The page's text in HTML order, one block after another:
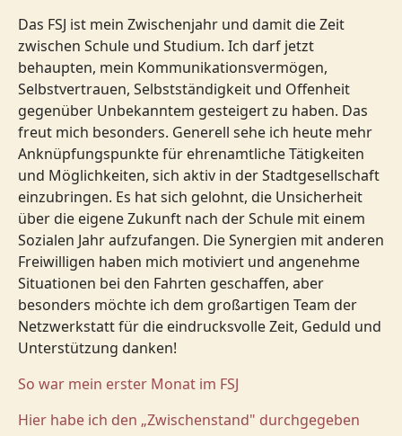
Das FSJ ist mein Zwischenjahr und damit die Zeit
zwischen Schule und Studium. Ich darf jetzt
behaupten, mein Kommunikationsvermögen,
Selbstvertrauen, Selbstständigkeit und Offenheit
gegenüber Unbekanntem gesteigert zu haben. Das
freut mich besonders. Generell sehe ich heute mehr
Anknüpfungspunkte für ehrenamtliche Tätigkeiten
und Möglichkeiten, sich aktiv in der Stadtgesellschaft
einzubringen. Es hat sich gelohnt, die Unsicherheit
über die eigene Zukunft nach der Schule mit einem
Sozialen Jahr aufzufangen. Die Synergien mit anderen
Freiwilligen haben mich motiviert und angenehme
Situationen bei den Fahrten geschaffen, aber
besonders möchte ich dem großartigen Team der
Netzwerkstatt für die eindrucksvolle Zeit, Geduld und
Unterstützung danken!
So war mein erster Monat im FSJ
Hier habe ich den „Zwischenstand" durchgegeben